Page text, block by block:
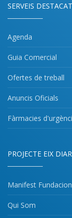
SERVEIS
Agenda
Guia Comercial
Ofertes de treball
Anuncis Oficials
Fàrmacies
PROJECTE EIX
Manifest
Qui Som